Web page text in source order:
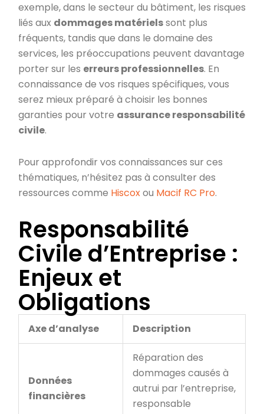
exemple, dans le secteur du bâtiment, les risques
liés aux dommages matérielssont plus
fréquents, tandis que dans le domaine des
services, les préoccupations peuvent davantage
porter sur les erreurs professionnelles. En
connaissance de vos risques spécifiques, vous
serez mieux préparé à choisir les bonnes
garanties pour votre assurance responsabilité
civile.
Pour approfondir vos connaissances sur ces
thématiques, n’hésitez pas à consulter des
ressources comme Hiscoxou Macif RC Pro.
Responsabilité
Civile d’Entreprise :
Enjeux et
Obligations
Axe d’analyse Description
Données
financières
Réparation des
dommages causés à
autrui par l’entreprise,
responsable